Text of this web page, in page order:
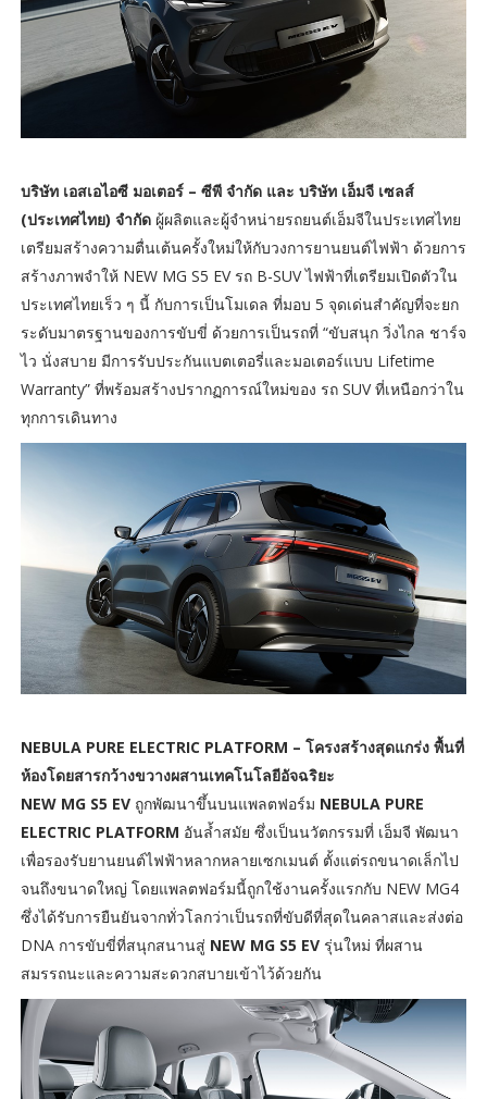
บริษัท เอสเอไอซี มอเตอร์ – ซีพี จำกัด และ บริษัท เอ็มจี เซลส์
(ประเทศไทย) จำกัด ผู้ผลิตและผู้จำหน่ายรถยนต์เอ็มจีในประเทศไทย
เตรียมสร้างความตื่นเต้นครั้งใหม่ให้กับวงการยานยนต์ไฟฟ้า ด้วยการ
สร้างภาพจำให้ NEW MG S5 EV รถ B-SUV ไฟฟ้าที่เตรียมเปิดตัวใน
ประเทศไทยเร็ว ๆ นี้ กับการเป็นโมเดล ที่มอบ 5 จุดเด่นสำคัญที่จะยก
ระดับมาตรฐานของการขับขี่ ด้วยการเป็นรถที่ “ขับสนุก วิ่งไกล ชาร์จ
ไว นั่งสบาย มีการรับประกันแบตเตอรี่และมอเตอร์แบบ Lifetime
Warranty” ที่พร้อมสร้างปรากฏการณ์ใหม่ของ รถ SUV ที่เหนือกว่าใน
ทุกการเดินทาง
NEBULA PURE ELECTRIC PLATFORM – โครงสร้างสุดแกร่ง พื้นที่
ห้องโดยสารกว้างขวางผสานเทคโนโลยีอัจฉริยะ
NEW MG S5 EV ถูกพัฒนาขึ้นบนแพลตฟอร์ม NEBULA PURE
ELECTRIC PLATFORM อันล้ำสมัย ซึ่งเป็นนวัตกรรมที่ เอ็มจี พัฒนา
เพื่อรองรับยานยนต์ไฟฟ้าหลากหลายเซกเมนต์ ตั้งแต่รถขนาดเล็กไป
จนถึงขนาดใหญ่ โดยแพลตฟอร์มนี้ถูกใช้งานครั้งแรกกับ NEW MG4
ซึ่งได้รับการยืนยันจากทั่วโลกว่าเป็นรถที่ขับดีที่สุดในคลาสและส่งต่อ
DNA การขับขี่ที่สนุกสนานสู่ NEW MG S5 EVรุ่นใหม่ ที่ผสาน
สมรรถนะและความสะดวกสบายเข้าไว้ด้วยกัน